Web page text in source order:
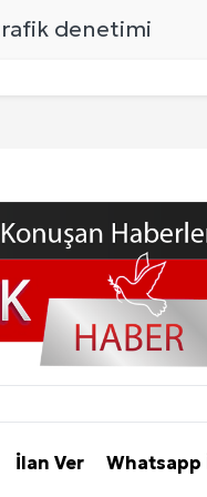
İlan Ver Whatsapp
SEO Hizmeti:
İçin Oval Hava
Mi Oluyor: Ekranlara
ve Son Dakika